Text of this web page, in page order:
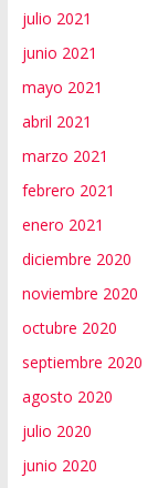
julio 2021
junio 2021
mayo 2021
abril 2021
marzo 2021
febrero 2021
enero 2021
diciembre 2020
noviembre 2020
octubre 2020
septiembre 2020
agosto 2020
julio 2020
junio 2020